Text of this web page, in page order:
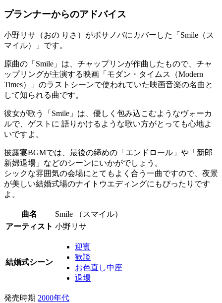
プランナーからのアドバイス
小野リサ（おの りさ）がボサノバにカバーした「Smile（ス
マイル）」です。
原曲の「Smile」は、チャップリンが作曲したもので、チャ
ップリングが主演する映画「モダン・タイムス（Modern
Times）」のラストシーンで使われていた映画音楽の名曲と
して知られる曲です。
彼女が歌う「Smile」は、優しく包み込こむようなヴォーカ
ルで、ゲストに 語りかけるような歌い方がとっても心地よ
いですよ。
披露宴BGMでは、最後の締めの「エンドロール」や「新郎
新婦退場」などのシーンにいかがでしょう。
シックな雰囲気の会場にとてもよく合う一曲ですので、夜景
が美しい結婚式場のナイトウエディングにもぴったりです
よ。
曲名
Smile （スマイル）
アーティスト 小野リサ
結婚式シーン
迎賓
歓談
お色直し中座
退場
発売時期 2000年代